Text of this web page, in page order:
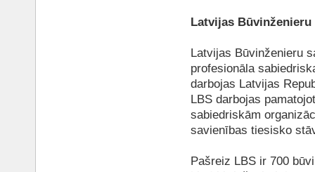
Latvijas
Latvijas Būvinženieru
profesionāla
darbojas Latvijas
LBS darbojas
sabiedriskām
savienības tiesisko
Pašreiz LBS ir 700